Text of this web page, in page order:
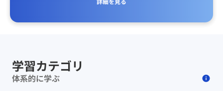
学習カテゴリ
体系的に学ぶ